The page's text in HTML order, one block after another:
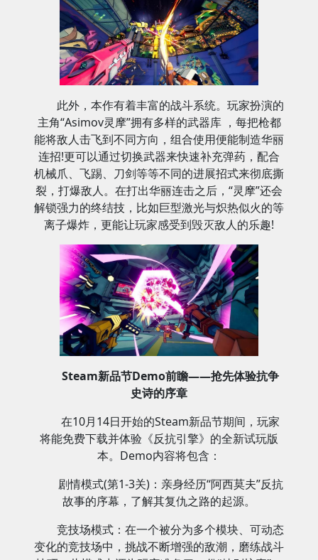
此外，本作有着丰富的战斗系统。玩家扮演的
主角“Asimov灵摩”拥有多样的武器库 ，每把枪都
能将敌人击飞到不同方向，组合使用便能制造华丽
连招!更可以通过切换武器来快速补充弹药，配合
机械爪、飞踢、刀剑等等不同的进展招式来彻底撕
裂，打爆敌人。在打出华丽连击之后，“灵摩”还会
解锁强力的终结技，比如巨型激光与炽热似火的等
离子爆炸，更能让玩家感受到毁灭敌人的乐趣!
Steam新品节Demo前瞻——抢先体验抗争
史诗的序章
在10月14日开始的Steam新品节期间，玩家
将能免费下载并体验《反抗引擎》的全新试玩版
本。Demo内容将包含：
剧情模式(第1-3关)：亲身经历“阿西莫夫”反抗
故事的序幕，了解其复仇之路的起源。
竞技场模式：在一个被分为多个模块、可动态
变化的竞技场中，挑战不断增强的敌潮，磨练战斗